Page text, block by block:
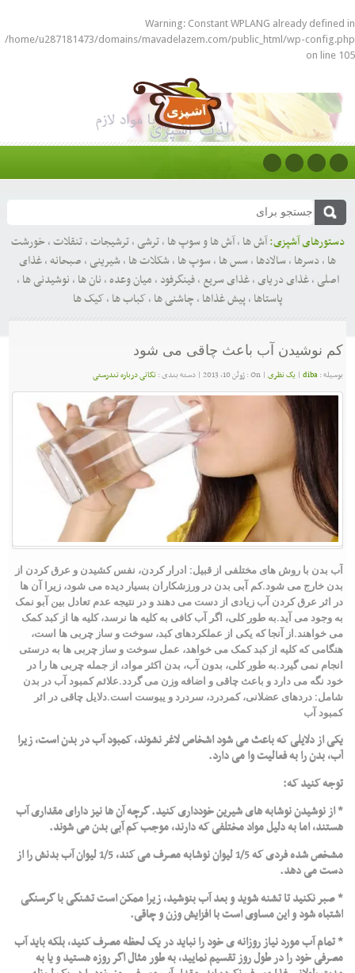
Warning: Constant WPLANG already defined in
/home/u287181473/domains/mavadelazem.com/public_html/wp-config.php
on line 105
دستورهای آشپزی:آش ها ,آش ها و سوپ ها ,ترشی ,ترشیجات,تنقلات, خورشت
ها ,دسرها ,سالادها ,سس ها ,سوپ ها ,شکلات ها ,شیرینی , صبحانه,غذای
اصلی ,غذای دریای,غذای سریع ,فینگرفود , میان وعده, نان ها , نوشیدنی ها ,
پاستاها ,پیش غذاها , چاشنی ها ,کباب ها ,کیک ها
کم نوشیدن آب باعث چاقی می شود
بوسیله :diba
| یک نظری | On : ژوئن 10, 2013 | دسته بندی :تکاتی درباره تندرستی
آب بدن با روش های مختلفی از قبیل: ادرار کردن، نفس کشیدن و عرق کردن از
بدن خارج می شود.کم آبی بدن در ورزشکاران بسیار دیده می شود، زیرا آن ها
در اثر عرق کردن آب زیادی از دست می دهند و در نتیجه عدم تعادل بین آبو نمک
به وجود می آید.به طور کلی، اگر آب کافی به کلیه ها نرسد، کلیه ها از کبد کمک
می خواهند.از آنجا که یکی از عملکردهای کبد، سوخت و ساز چربی ها است،
هنگامی که کلیه از کبد کمک می خواهد، عمل سوخت و ساز چربی ها به درستی
انجام نمی گیرد.به طور کلی، بدون آب، بدن اکثر مواد، از جمله چربی ها را در
خود نگه می دارد و باعث چاقی و اضافه وزن می گردد.علائم کمبود آب در بدن
شامل: دردهای عضلانی، کمردرد، سردرد و یبوست است.دلایل چاقی در اثر
کمبود آب
یکی از دلایلی که باعث می شود اشخاص لاغر نشوند، کمبود آب در بدن است، زیرا
آب، بدن را به فعالیت وا می دارد.
توجه کنید که:
* از نوشیدن نوشابه های شیرین خودداری کنید. گرچه آن ها نیز دارای مقداری آب
هستند، اما به دلیل مواد مختلفی که دارند، موجب کم آبی بدن می شوند.
مشخص شده فردی که 1/5 لیوان نوشابه مصرف می کند، 1/5 لیوان آب بدنش را از
دست می دهد.
* صبر نکنید تا تشنه شوید و بعد آب بنوشید، زیرا ممکن است تشنگی با گرسنگی
اشتباه شود و این مساوی است با افزایش وزن و چاقی.
* تمام آب مورد نیاز روزانه ی خود را نباید در یک لحظه مصرف کنید، بلکه باید آب
مصرفی خود را در طول روز تقسیم نمایید، به طور مثال اگر روزه هستید و یا به